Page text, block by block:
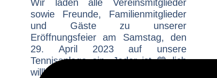
Wir laden alle Vereinsmitglieder
sowie Freunde, Familienmitglieder
und Gäste zu unserer
Eröffnungsfeier am Samstag, den
29. April 2023 auf unsere
Tennisanlage ein. Jeder ist 💙-lich
willkommen! Wir versorgen euch